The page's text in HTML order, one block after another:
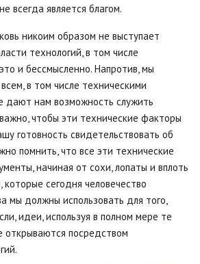
всегда является благом.
никоим образом не выступает
технологий, в том числе
и бессмысленно. Напротив, мы
в том числе техническими
дают нам возможность служить
чтобы эти технические факторы
готовность свидетельствовать об
помнить, что все эти технические
начиная от сохи, лопаты и вплоть
сегодня человечество
мы должны использовать для того,
идеи, используя в полном мере те
открываются посредством